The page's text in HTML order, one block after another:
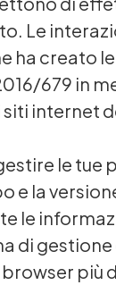
Le
ha creato
679 in
siti internet
le tue
e la
le
di
più